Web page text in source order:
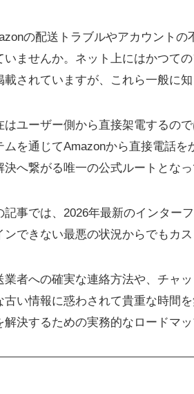
の配送トラブルやアカウント
いませんか。ネット上にはかつて
載されていますが、これら一般に
はユーザー側から直接架電するの
ムを通じてAmazonから直接電話
決へ繋がる唯一の公式ルートとなっ
記事では、2026年最新のインター
ンできない最悪の状況からでもカ
業者への確実な連絡方法や、チャ
古い情報に惑わされて貴重な時間
解決するための実務的なロードマ